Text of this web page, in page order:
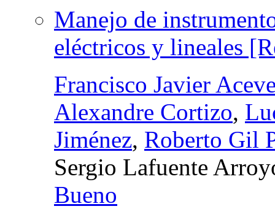
Manejo de
eléctricos y lineales
Francisco Javier
Alexandre Cortizo,
Jiménez, Roberto Gil
Sergio Lafuente
Bueno